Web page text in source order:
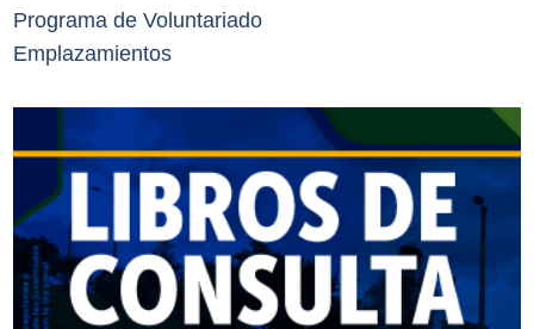
Programa de Voluntariado
Emplazamientos